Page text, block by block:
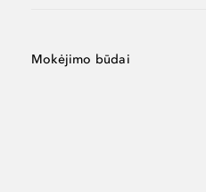
Mokėjimo būdai